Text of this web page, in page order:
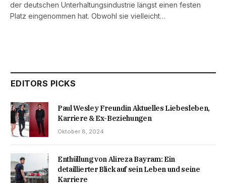
der deutschen Unterhaltungsindustrie längst einen festen
Platz eingenommen hat. Obwohl sie vielleicht…
EDITORS PICKS
Paul Wesley Freundin Aktuelles Liebesleben,
Karriere & Ex-Beziehungen
Oktober 8, 2024
Enthüllung von Alireza Bayram: Ein
detaillierter Blick auf sein Leben und seine
Karriere